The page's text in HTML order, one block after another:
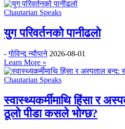
Chautarian Speaks
युग परिवर्तनको पानीढलो
-गोविन्द न्यौपाने 2026-08-01
Learn More »
Chautarian Speaks
स्वास्थ्यकर्मीमाथि हिंसा र
ठूलो पीडा कसले भोग्छ?